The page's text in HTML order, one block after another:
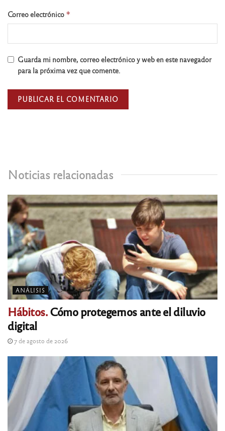
Noticias relacionadas
ANÁLISIS
Hábitos.Cómo protegernos ante el diluvio
digital
7 de agosto de 2026
Correo electrónico *
Guarda mi nombre, correo electrónico y web en este navegador
para la próxima vez que comente.